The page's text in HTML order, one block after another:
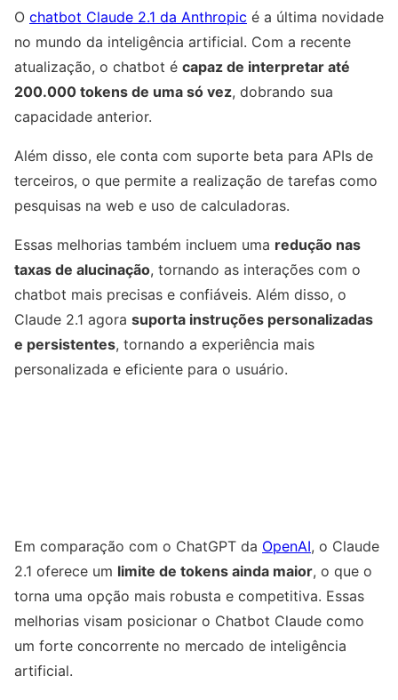
O chatbot Claude 2.1 da Anthropic é a última novidade
no mundo da inteligência artificial. Com a recente
atualização, o chatbot é capaz de interpretar até
200.000 tokens de uma só vez, dobrando sua
capacidade anterior.
Além disso, ele conta com suporte beta para APIs de
terceiros, o que permite a realização de tarefas como
pesquisas na web e uso de calculadoras.
Essas melhorias também incluem uma redução nas
taxas de alucinação, tornando as interações com o
chatbot mais precisas e confiáveis. Além disso, o
Claude 2.1 agora suporta instruções personalizadas
e persistentes, tornando a experiência mais
personalizada e eficiente para o usuário.
Em comparação com o ChatGPT da OpenAI, o Claude
2.1 oferece um limite de tokens ainda maior, o que o
torna uma opção mais robusta e competitiva. Essas
melhorias visam posicionar o Chatbot Claude como
um forte concorrente no mercado de inteligência
artificial.